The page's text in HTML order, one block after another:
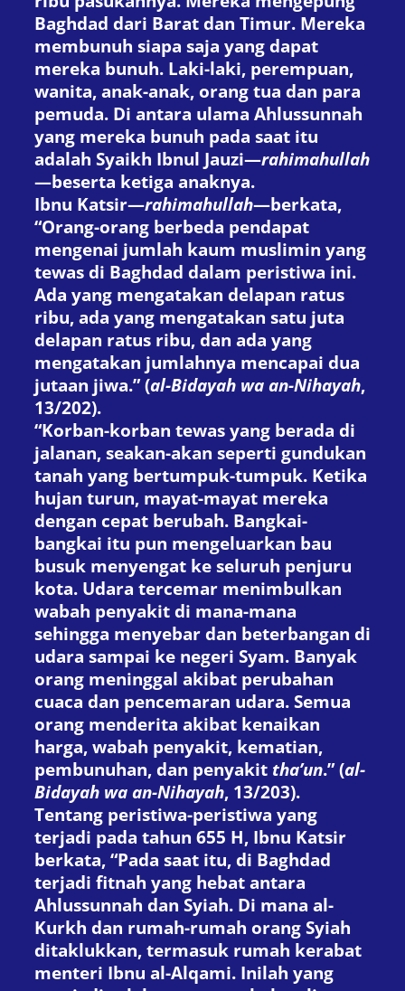
Baghdad dari Barat dan Timur. Mereka
membunuh siapa saja yang dapat
mereka bunuh. Laki-laki, perempuan,
wanita, anak-anak, orang tua dan para
pemuda. Di antara ulama Ahlussunnah
yang mereka bunuh pada saat itu
adalah Syaikh Ibnul Jauzi—rahimahullah
—beserta ketiga anaknya.
Ibnu Katsir—rahimahullah—berkata,
“Orang-orang berbeda pendapat
mengenai jumlah kaum muslimin yang
tewas di Baghdad dalam peristiwa ini.
Ada yang mengatakan delapan ratus
ribu, ada yang mengatakan satu juta
delapan ratus ribu, dan ada yang
mengatakan jumlahnya mencapai dua
jutaan jiwa.” (al-Bidayah wa an-Nihayah,
13/202).
“Korban-korban tewas yang berada di
jalanan, seakan-akan seperti gundukan
tanah yang bertumpuk-tumpuk. Ketika
hujan turun, mayat-mayat mereka
dengan cepat berubah. Bangkai-
bangkai itu pun mengeluarkan bau
busuk menyengat ke seluruh penjuru
kota. Udara tercemar menimbulkan
wabah penyakit di mana-mana
sehingga menyebar dan beterbangan di
udara sampai ke negeri Syam. Banyak
orang meninggal akibat perubahan
cuaca dan pencemaran udara. Semua
orang menderita akibat kenaikan
harga, wabah penyakit, kematian,
pembunuhan, dan penyakit tha’un.” (al-
Bidayah wa an-Nihayah, 13/203).
Tentang peristiwa-peristiwa yang
terjadi pada tahun 655 H, Ibnu Katsir
berkata, “Pada saat itu, di Baghdad
terjadi fitnah yang hebat antara
Ahlussunnah dan Syiah. Di mana al-
Kurkh dan rumah-rumah orang Syiah
ditaklukkan, termasuk rumah kerabat
menteri Ibnu al-Alqami. Inilah yang